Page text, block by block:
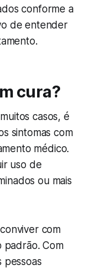
conforme a
de entender
cura?
casos, é
sintomas com
médico.
uso de
ou mais
com
padrão. Com
pessoas